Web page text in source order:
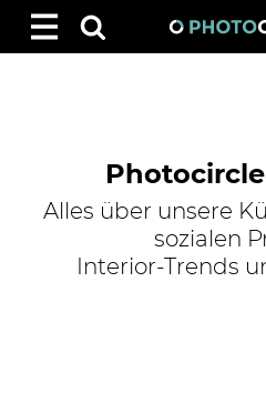
Alles über unsere
sozialen
Interior-Trends